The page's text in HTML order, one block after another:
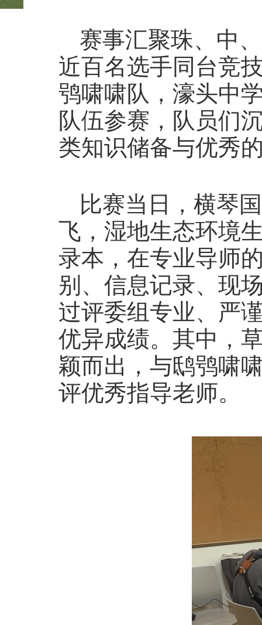
赛事汇聚珠、中
近百名选手同台竞
鸮啸啸队，濠头中
队伍参赛，队员们
类知识储备与优秀
比赛当日，横琴
飞，湿地生态环境
录本，在专业导师
别、信息记录、现
过评委组专业、严
优异成绩。其中，
颖而出，与鸱鸮啸
评优秀指导老师。